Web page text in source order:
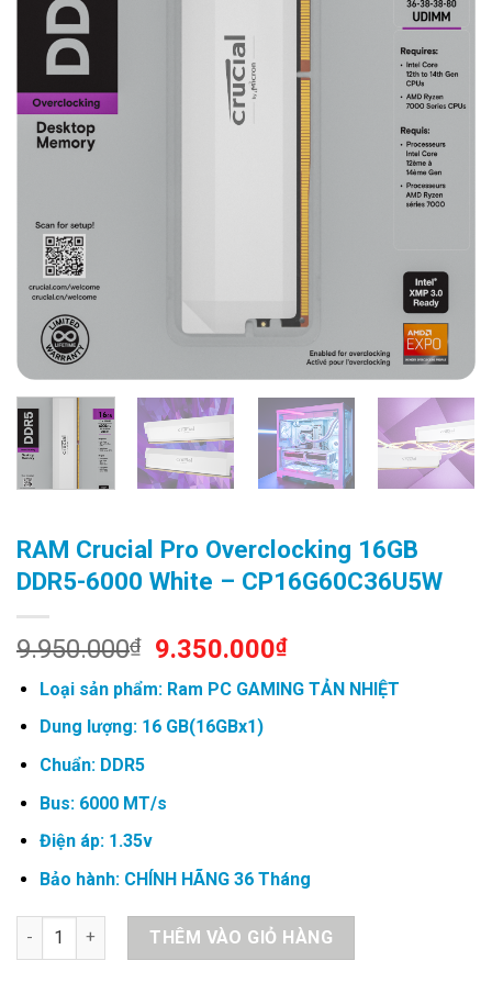
RAM Crucial Pro Overclocking 16GB
DDR5-6000 White – CP16G60C36U5W
9.950.000₫
Original
price
was:
9.950.000₫.
9.350.000₫Current
price
is:
Loại sản phẩm: Ram PC GAMING TẢN NHIỆT
Dung lượng: 16 GB(16GBx1)
Chuẩn: DDR5
Bus: 6000 MT/s
Điện áp: 1.35v
Bảo hành: CHÍNH HÃNG 36 Tháng
RAM Crucial Pro Overclocking 16GB DDR5-6000 White -
THÊM VÀO GIỎ HÀNG